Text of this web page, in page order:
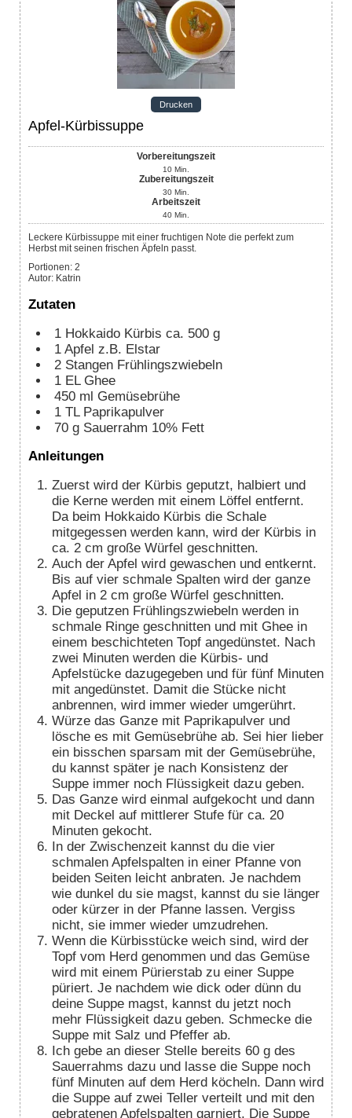
Drucken
Apfel-Kürbissuppe
Vorbereitungszeit
10 Min.
Zubereitungszeit
30 Min.
Arbeitszeit
40 Min.
Leckere Kürbissuppe mit einer fruchtigen Note die perfekt zum
Herbst mit seinen frischen Äpfeln passt.
Portionen: 2
Autor: Katrin
Zutaten
1 Hokkaido Kürbis ca. 500 g
1 Apfel z.B. Elstar
2 Stangen Frühlingszwiebeln
1 EL Ghee
450 ml Gemüsebrühe
1 TL Paprikapulver
70 g Sauerrahm 10% Fett
Anleitungen
Zuerst wird der Kürbis geputzt, halbiert und
die Kerne werden mit einem Löffel entfernt.
Da beim Hokkaido Kürbis die Schale
mitgegessen werden kann, wird der Kürbis in
ca. 2 cm große Würfel geschnitten.
Auch der Apfel wird gewaschen und entkernt.
Bis auf vier schmale Spalten wird der ganze
Apfel in 2 cm große Würfel geschnitten.
Die geputzen Frühlingszwiebeln werden in
schmale Ringe geschnitten und mit Ghee in
einem beschichteten Topf angedünstet. Nach
zwei Minuten werden die Kürbis- und
Apfelstücke dazugegeben und für fünf Minuten
mit angedünstet. Damit die Stücke nicht
anbrennen, wird immer wieder umgerührt.
Würze das Ganze mit Paprikapulver und
lösche es mit Gemüsebrühe ab. Sei hier lieber
ein bisschen sparsam mit der Gemüsebrühe,
du kannst später je nach Konsistenz der
Suppe immer noch Flüssigkeit dazu geben.
Das Ganze wird einmal aufgekocht und dann
mit Deckel auf mittlerer Stufe für ca. 20
Minuten gekocht.
In der Zwischenzeit kannst du die vier
schmalen Apfelspalten in einer Pfanne von
beiden Seiten leicht anbraten. Je nachdem
wie dunkel du sie magst, kannst du sie länger
oder kürzer in der Pfanne lassen. Vergiss
nicht, sie immer wieder umzudrehen.
Wenn die Kürbisstücke weich sind, wird der
Topf vom Herd genommen und das Gemüse
wird mit einem Pürierstab zu einer Suppe
püriert. Je nachdem wie dick oder dünn du
deine Suppe magst, kannst du jetzt noch
mehr Flüssigkeit dazu geben. Schmecke die
Suppe mit Salz und Pfeffer ab.
Ich gebe an dieser Stelle bereits 60 g des
Sauerrahms dazu und lasse die Suppe noch
fünf Minuten auf dem Herd köcheln. Dann wird
die Suppe auf zwei Teller verteilt und mit den
gebratenen Apfelspalten garniert. Die Suppe